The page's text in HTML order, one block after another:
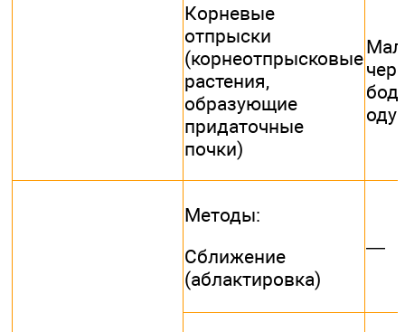
Корневые
отпрыски
(корнеотпрысковые
растения,
образующие
придаточные
почки)
Методы:
Сближение
(аблактировка)
—